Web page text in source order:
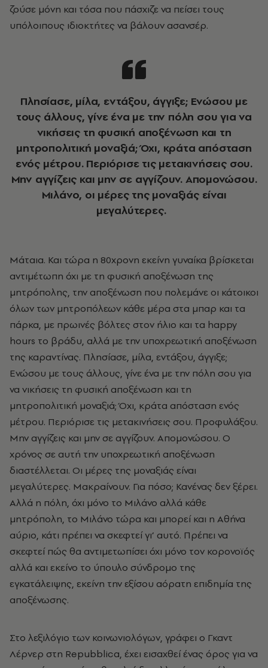
ζούσε μόνη και τόσα που πάσχιζε να πείσει τους
υπόλοιπους ιδιοκτήτες να βάλουν ασανσέρ.
Πλησίασε, μίλα, εντάξου, άγγιξε; Ενώσου με
τους άλλους, γίνε ένα με την πόλη σου για να
νικήσεις τη φυσική αποξένωση και τη
μητροπολιτική μοναξιά; Όχι, κράτα απόσταση
ενός μέτρου. Περιόρισε τις μετακινήσεις σου.
Μην αγγίζεις και μην σε αγγίζουν. Απομονώσου.
Μιλάνο, οι μέρες της μοναξιάς είναι
μεγαλύτερες.
Μάταια. Και τώρα η 80χρονη εκείνη γυναίκα βρίσκεται
αντιμέτωπη όχι με τη φυσική αποξένωση της
μητρόπολης, την αποξένωση που πολεμάνε οι κάτοικοι
όλων των μητροπόλεων κάθε μέρα στα μπαρ και τα
πάρκα, με πρωινές βόλτες στον ήλιο και τα happy
hours το βράδυ, αλλά με την υποχρεωτική αποξένωση
της καραντίνας. Πλησίασε, μίλα, εντάξου, άγγιξε;
Ενώσου με τους άλλους, γίνε ένα με την πόλη σου για
να νικήσεις τη φυσική αποξένωση και τη
μητροπολιτική μοναξιά; Όχι, κράτα απόσταση ενός
μέτρου. Περιόρισε τις μετακινήσεις σου. Προφυλάξου.
Μην αγγίζεις και μην σε αγγίζουν. Απομονώσου. Ο
χρόνος σε αυτή την υποχρεωτική αποξένωση
διαστέλλεται. Οι μέρες της μοναξιάς είναι
μεγαλύτερες. Μακραίνουν. Για πόσο; Κανένας δεν ξέρει.
Αλλά η πόλη, όχι μόνο το Μιλάνο αλλά κάθε
μητρόπολη, το Μιλάνο τώρα και μπορεί και η Αθήνα
αύριο, κάτι πρέπει να σκεφτεί γι’ αυτό. Πρέπει να
σκεφτεί πώς θα αντιμετωπίσει όχι μόνο τον κορονοϊός
αλλά και εκείνο το ύπουλο σύνδρομο της
εγκατάλειψης, εκείνη την εξίσου αόρατη επιδημία της
αποξένωσης.
Στο λεξιλόγιο των κοινωνιολόγων, γράφει ο Γκαντ
Λέρνερ στη Repubblica, έχει εισαχθεί ένας όρος για να